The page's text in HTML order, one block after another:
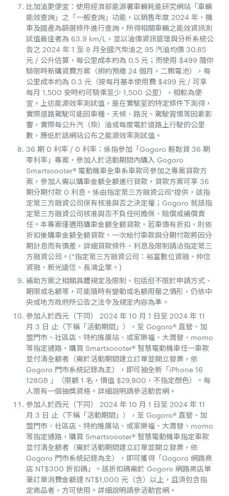
比加油更便宜：使用經濟部能源署車輛耗能研究網站「車輛
能效查詢」之「一般查詢」功能，以銷售年度 2024 年、機
車及國產為篩選條件進行查詢，所得相關車輛之能效資訊測
試值最佳者為 63.9 km/L，並以油價資訊管理與分析系統公
告之 2024 年 1 至 8 月全國汽柴油之 95 汽油均價 30.85
元 / 公升估算，每公里成本約為 0.5 元；而使用 $499 隨你
騎限時新購資費方案（綁約預繳 24 個月，二顆電池），每
公里成本約為 0.3 元（按每月基本使用費 $499 元 / 可享
每月 1,500 安時約可騎乘至少 1,500 公里），相較為便
宜。上述能源效率測試值，是在實驗室的特定條件下測得，
實際道路駕駛可能因車種、天候、路況、駕駛習慣等因素影
響，實際每公升汽（柴）油或每度電於道路上行駛的公里
數，應低於該網站公布之能源效率測試值。
36 期 0 利率 / 0 利率：係指參加「Gogoro 輕鬆貸 36 期
零利率」專案，參加人於活動期間內購入 Gogoro
Smartscooter® 電動機車全車系車款可參加之專案貸款方
案，參加人需以購車金額全額進行貸款，貸款方案可享 36
期分期付款 0 利息。係由指定第三方融資公司*提供，該指
定第三方融資公司保有核准與否之決定權；Gogoro 就該指
定第三方融資公司核准與否不負任何擔保、賠償或補償責
任。本專案僅適用購車金額全額貸款，若車價有折扣，則依
折扣後購車金額全額貸款。一次給付車款與分期付款將因分
期計息而有價差，詳細貸款條件、利息及限制請洽指定第三
方融資公司。(*指定第三方融資公司：裕富數位資融、仲信
資融、新光遠信、長鴻企業。)
補助方案之相關具體規定及限制，包括但不限於申請方式、
期限或名額等，可能隨時有變動或名額用罄之情形，仍依中
央或地方政府所公告之法令及規定內容為準。
參加人於西元（下同） 2024 年 10 月 1 日至 2024 年 11
月 3 日 止（下稱「活動期間」），至 Gogoro® 直營、加
盟門市、社區店、特約推廣站、或家樂福、大潤發、momo
等指定通路，購買 Smartscooter® 智慧電動機車任一車款
並付清全額者（需於活動期間建立訂單並開立發票，依
Gogoro 門市系統記錄為主），即可抽全新「iPhone 16
128GB 」（限額 1 名，價值 $29,900，不指定顏色）。每
人限有一個抽獎資格。詳細說明請參活動官網。
參加人於西元（下同） 2024 年 10 月 1 日至 2024 年 11
月 3 日 止（下稱「活動期間」），至 Gogoro® 直營、加
盟門市、社區店、特約推廣站、或家樂福、大潤發、momo
等指定通路，購買 Smartscooter® 智慧電動機車指定車款
並付清全額者（需於活動期間建立訂單並開立發票，依
Gogoro 門市系統記錄為主），即可獲得「Gogoro 網路商
店 NT$300 折扣碼」。該折扣碼需於 Gogoro 網路商店單
筆訂單消費金額達 NT$1,000 元（含）以上，且須包含指
定商品者，方可使用。詳細說明請參活動官網。